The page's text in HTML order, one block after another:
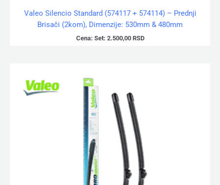
Valeo Silencio Standard (574117 + 574114) – Prednji
Brisači (2kom), Dimenzije: 530mm & 480mm
Cena: Set: 2.500,00 RSD